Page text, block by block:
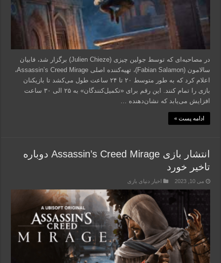
در مصاحبه‌ای که توسط جولین چیزی (Julien Chieze) برگزار شد، فابیان
سالامون (Fabian Salamon)، تهیه‌کننده اصلی Assassin’s Creed Mirage،
اعلام کرد که به طور متوسط ۲۰ تا ۲۴ ساعت طول می‌کشد تا بازیکنان
بازی را تمام کنند. این رقم برای «تکمیل‌کنندگان» به ۲۵ الی ۳۰ ساعت
افزایش می‌یابد که نشان‌دهنده …
ادامه پست »
انتشار بازی Assassin’s Creed Mirage دوباره
تاخیر خورد
می 10, 2023 اخبار دنیای بازی